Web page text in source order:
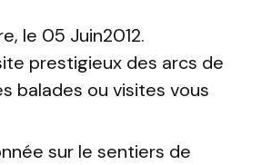
le 05 Juin2012.
prestigieux des arcs de
balades ou visites vous
sur le sentiers de